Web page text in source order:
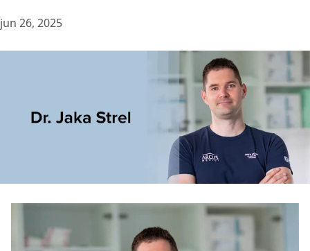
jun 26, 2025